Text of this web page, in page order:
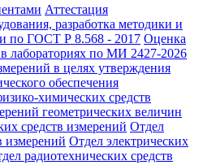
Аттестация
разработка методики и
по ГОСТ Р 8.568 - 2017 Оценка
лабораториях по МИ 2427-2026
в целях утверждения
обеспечения
химических средств
геометрических величин
средств измерений Отдел
измерений Отдел электрических
радиотехнических средств